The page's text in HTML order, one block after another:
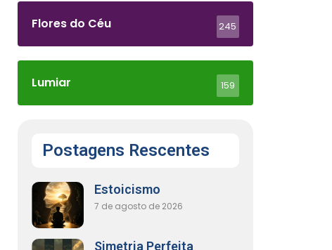
Flores do Céu 245
Lumiar 159
Postagens Rescentes
Estoicismo
7 de agosto de 2026
Simetria Perfeita